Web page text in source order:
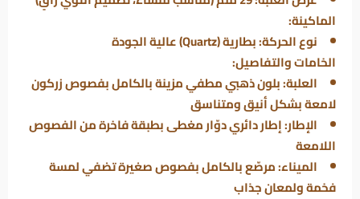
الماكينة:
نوع الحركة: بطارية (Quartz) عالية الجودة
الخامات والتفاصيل:
العلبة: بلون ذهبي مطفي مزينة بالكامل بفصوص زركون
لامعة بشكل أنيق ومتناسق
الإطار: إطار دائري دوّار مغطى بطبقة فاخرة من الفصوص
اللامعة
الميناء: مرصّع بالكامل بفصوص صغيرة تضفي لمسة
فخمة ولمعان جذاب